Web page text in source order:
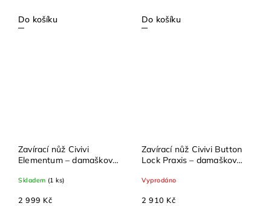
Do košíku Do košíku
Zavírací nůž Civivi
Elementum – damašková
vlákno, 17,76 cm
Skladem (1 ks)
2 999 Kč
Zavírací nůž Civivi Button
Lock Praxis – damašková
Vyprodáno
2 910 Kč